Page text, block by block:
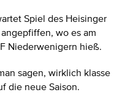
Spiel des Heisinger
wo es am
Niederwenigern hieß.
sagen, wirklich klasse
die neue Saison.